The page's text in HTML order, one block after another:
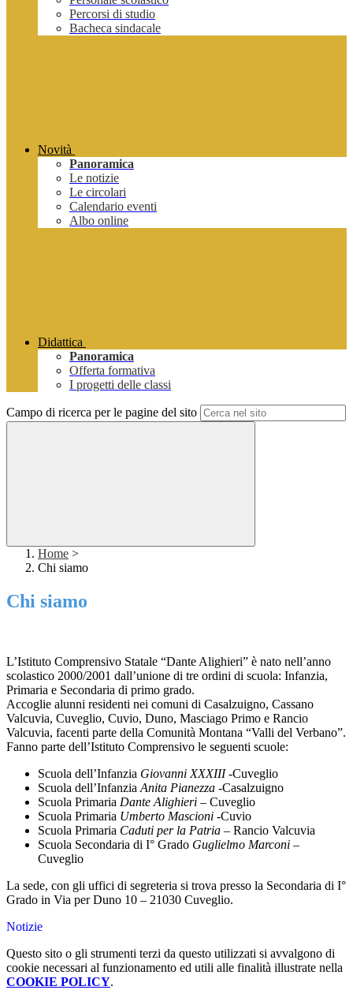
Percorsi di studio
Bacheca sindacale
Novità
Panoramica
Le notizie
Le circolari
Calendario eventi
Albo online
Didattica
Panoramica
Offerta formativa
I progetti delle classi
Campo di ricerca per le pagine del sito
Home >
Chi siamo
Chi siamo
L’Istituto Comprensivo Statale “Dante Alighieri” è nato nell’anno
scolastico 2000/2001 dall’unione di tre ordini di scuola: Infanzia,
Primaria e Secondaria di primo grado.
Accoglie alunni residenti nei comuni di Casalzuigno, Cassano
Valcuvia, Cuveglio, Cuvio, Duno, Masciago Primo e Rancio
Valcuvia, facenti parte della Comunità Montana “Valli del Verbano”.
Fanno parte dell’Istituto Comprensivo le seguenti scuole:
Scuola dell’Infanzia Giovanni XXXIII -Cuveglio
Scuola dell’Infanzia Anita Pianezza -Casalzuigno
Scuola Primaria Dante Alighieri – Cuveglio
Scuola Primaria Umberto Mascioni -Cuvio
Scuola Primaria Caduti per la Patria – Rancio Valcuvia
Scuola Secondaria di I° Grado Guglielmo Marconi –
Cuveglio
La sede, con gli uffici di segreteria si trova presso la Secondaria di I°
Grado in Via per Duno 10 – 21030 Cuveglio.
Notizie
Questo sito o gli strumenti terzi da questo utilizzati si avvalgono di
cookie necessari al funzionamento ed utili alle finalità illustrate nella
COOKIE POLICY.